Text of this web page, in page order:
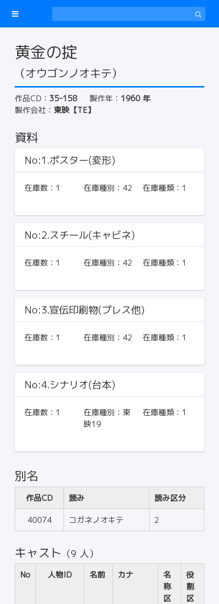
黄金の掟
（オウゴンノオキテ）
作品CD： 35-158 製作年： 1960 年
製作会社： 東映【TE】
資料
No:1.ポスター(変形)
在庫数： 1 在庫種別： 42 在庫種類： 1
No:2.スチール(キャビネ)
在庫数： 1 在庫種別： 42 在庫種類： 1
No:3.宣伝印刷物(プレス他)
在庫数： 1 在庫種別： 42 在庫種類： 1
No:4.シナリオ(台本)
在庫数： 1 在庫種別： 東
映19
在庫種類： 1
別名
作品CD 読み 読み区分
40074 コガネノオキテ 2
キャスト （9 人）
No 人物ID 名前 カナ
名
称
区
役
割
区